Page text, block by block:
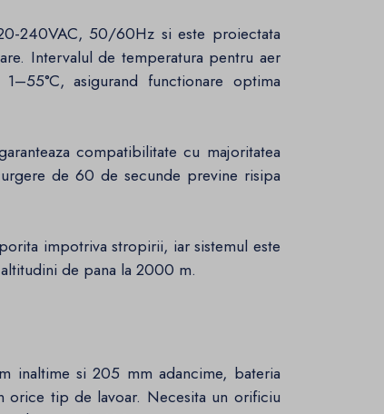
240VAC, 50/60Hz si este proiectata
Intervalul de temperatura pentru aer
asigurand functionare optima
compatibilitate cu majoritatea
de 60 de secunde previne risipa
impotriva stropirii, iar sistemul este
de pana la 2000 m.
inaltime si 205 mm adancime, bateria
orice tip de lavoar. Necesita un orificiu